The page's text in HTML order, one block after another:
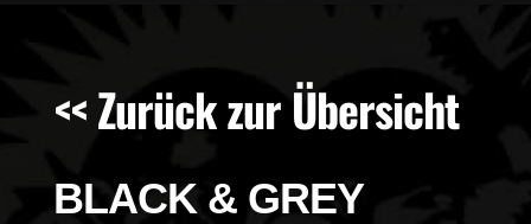
<< Zurück zur Übersicht
BLACK & GREY